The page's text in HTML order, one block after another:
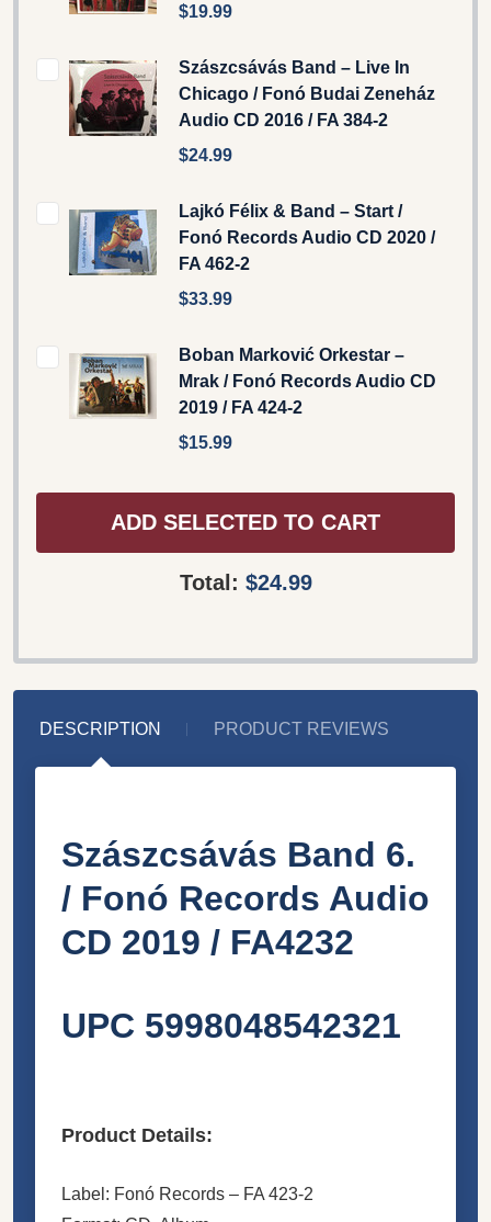
$19.99
Szászcsávás Band ‎– Live In
Chicago / Fonó Budai Zeneház
‎Audio CD 2016 / FA 384-2
$24.99
Lajkó Félix & Band – Start /
Fonó Records Audio CD 2020 /
FA 462-2
$33.99
Boban Marković Orkestar ‎–
Mrak / Fonó Records ‎Audio CD
2019 / FA 424-2
$15.99
ADD SELECTED TO CART
Total: $24.99
DESCRIPTION PRODUCT REVIEWS
Szászcsávás Band 6.
/ Fonó Records ‎Audio
CD 2019 / FA4232
UPC 5998048542321
Product Details:
Label: Fonó Records ‎– FA 423-2